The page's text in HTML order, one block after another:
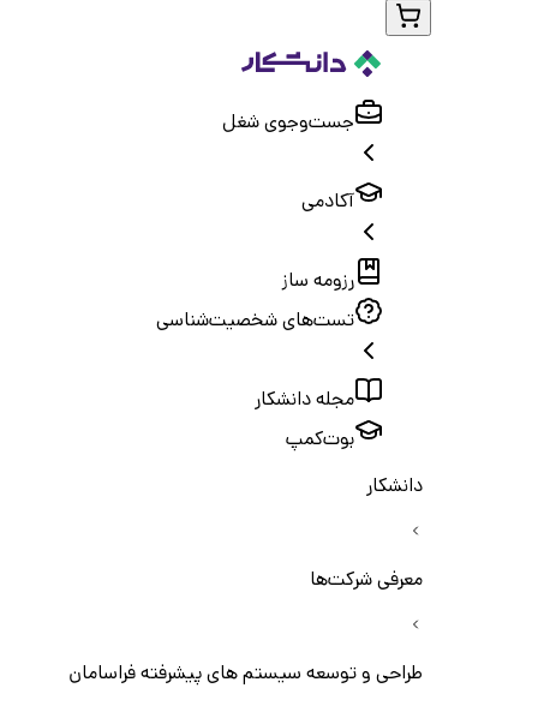
جست‌و‌جوی شغل
آکادمی
رزومه ساز
تست‌های شخصیت‌شناسی
مجله دانشکار
بوت‌کمپ
دانشکار
معرفی شرکت‌ها
طراحی و توسعه سیستم های پیشرفته فراسامان